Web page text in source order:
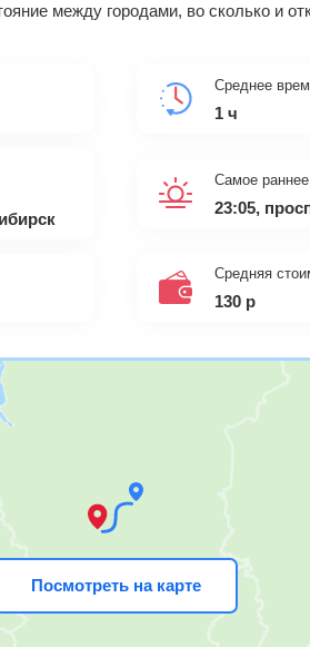
между городами, во сколько и
Среднее
1 ч
Самое
23:05,
Средняя
130 р
Посмотреть на карте